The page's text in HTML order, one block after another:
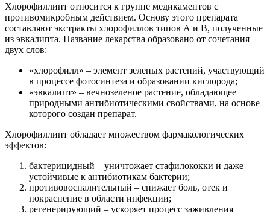
Хлорофиллипт относится к группе медикаментов с
противомикробным действием. Основу этого препарата
составляют экстракты хлорофиллов типов А и В, полученные
из эвкалипта. Название лекарства образовано от сочетания
двух слов:
«хлорофилл» – элемент зеленых растений, участвующий
в процессе фотосинтеза и образовании кислорода;
«эвкалипт» – вечнозеленое растение, обладающее
природными антибиотическими свойствами, на основе
которого создан препарат.
Хлорофиллипт обладает множеством фармакологических
эффектов:
бактерицидный – уничтожает стафилококки и даже
устойчивые к антибиотикам бактерии;
противовоспалительный – снижает боль, отек и
покраснение в области инфекции;
регенерирующий – ускоряет процесс заживления